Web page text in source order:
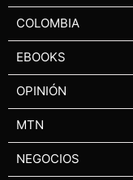
COLOMBIA
EBOOKS
OPINIÓN
MTN
NEGOCIOS